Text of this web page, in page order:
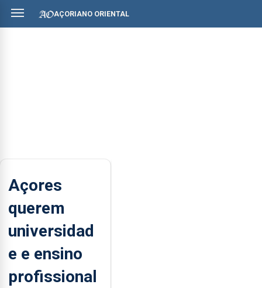
AÇORIANO ORIENTAL
Açores
querem
universidad
e e ensino
profissional